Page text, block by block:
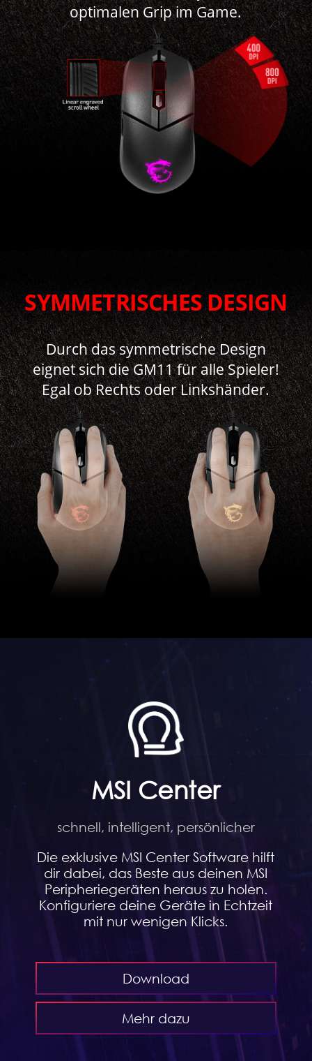
optimalen Grip im Game.
SYMMETRISCHES DESIGN
Durch das symmetrische Design
eignet sich die GM11 für alle Spieler!
Egal ob Rechts oder Linkshänder.
MSI Center
schnell, intelligent, persönlicher
Die exklusive MSI Center Software hilft
dir dabei, das Beste aus deinen MSI
Peripheriegeräten heraus zu holen.
Konfiguriere deine Geräte in Echtzeit
mit nur wenigen Klicks.
Download
Mehr dazu